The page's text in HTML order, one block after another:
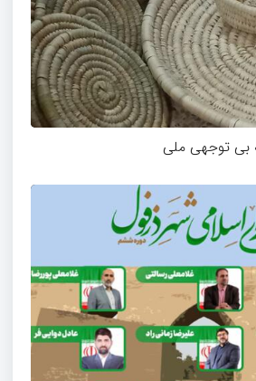
بی توجهی ملی